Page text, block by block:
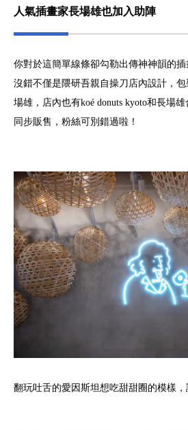
人氣插畫家長場雄也加入助陣
你對於這簡單線條卻勾勒出傳神神韻的
沒錯不僅是隈研吾親自操刀店內設計，
場雄，店內也有koé donuts kyoto和長場
同步販售，粉絲可別錯過啦！
翻玩吐舌的愛因斯坦想吃甜甜圈的模樣，